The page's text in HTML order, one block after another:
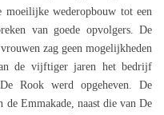
wederopbouw tot een
van goede opvolgers. De
zag geen mogelijkheden
de vijftiger jaren het bedrijf
Rook werd opgeheven. De
de Emmakade, naast die van De